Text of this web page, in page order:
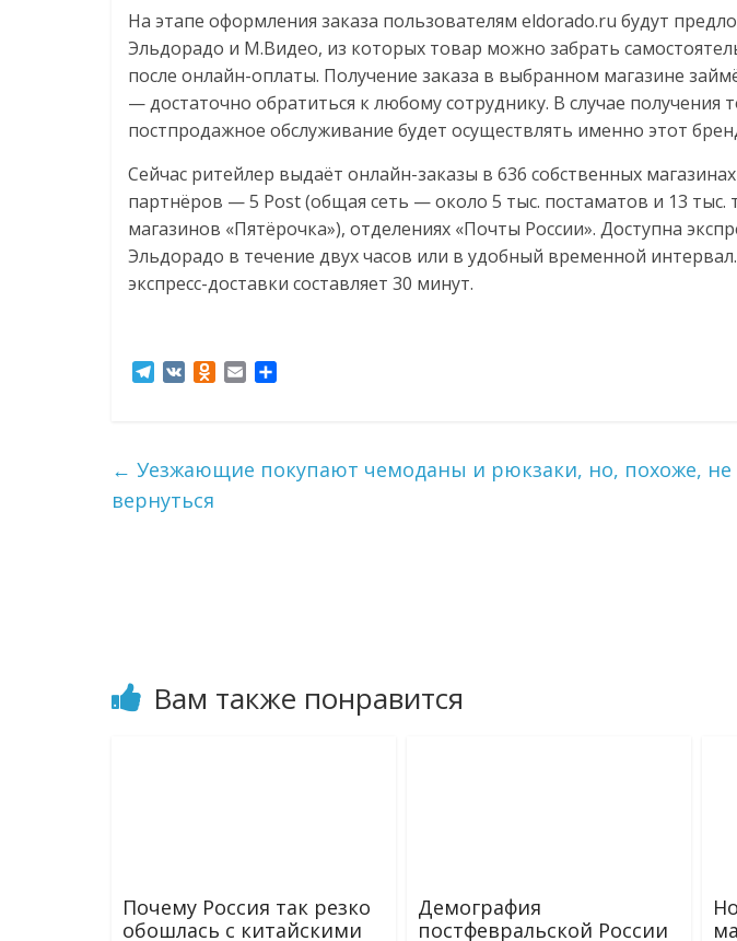
На этапе оформления заказа пользователям eldorado.ru будут
Эльдорадо и М.Видео, из которых товар можно забрать
после онлайн-оплаты. Получение заказа в выбранном магазине
— достаточно обратиться к любому сотруднику. В случае получения
постпродажное обслуживание будет осуществлять именно этот
Сейчас ритейлер выдаёт онлайн-заказы в 636 собственных
партнёров — 5 Post (общая сеть — около 5 тыс. постаматов и 13 тыс.
магазинов «Пятёрочка»), отделениях «Почты России». Доступна
Эльдорадо в течение двух часов или в удобный временной
экспресс-доставки составляет 30 минут.
r
a
O
l
в
← Уезжающие покупают чемоданы и рюкзаки, но, похоже, не
вернуться
Вам также понравится
Почему Россия так резко
обошлась с китайскими
Демография
постфевральской России